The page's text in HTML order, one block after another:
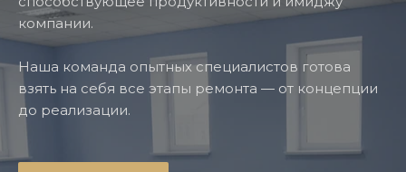
компании.
Наша команда опытных специалистов готова
взять на себя все этапы ремонта — от концепции
до реализации.